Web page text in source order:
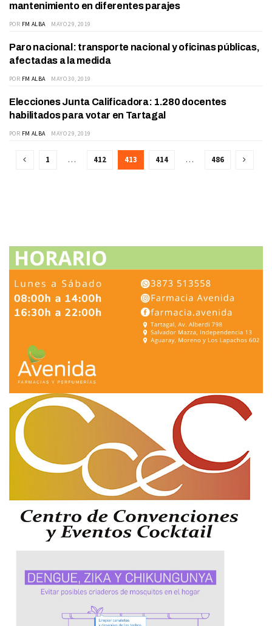
mantenimiento en diferentes parajes
POR FM ALBA MAYO 29, 2019
Paro nacional: transporte nacional y oficinas públicas,
afectadas a la medida
POR FM ALBA MAYO 30, 2019
Elecciones Junta Calificadora: 1.280 docentes
habilitados para votar en Tartagal
POR FM ALBA MAYO 29, 2019
1 … 412 413 414 … 486